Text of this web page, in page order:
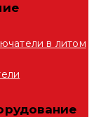
в литом